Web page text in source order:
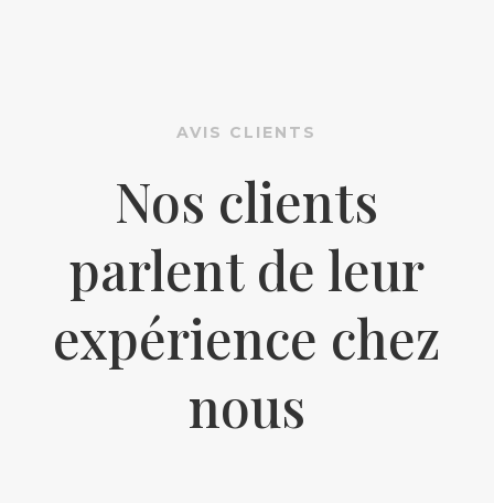
AVIS CLIENTS
Nos clients
parlent de leur
expérience chez
nous